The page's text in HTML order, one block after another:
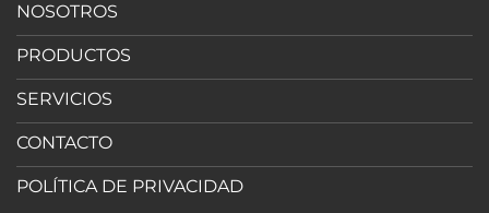
NOSOTROS
PRODUCTOS
SERVICIOS
CONTACTO
POLÍTICA DE PRIVACIDAD